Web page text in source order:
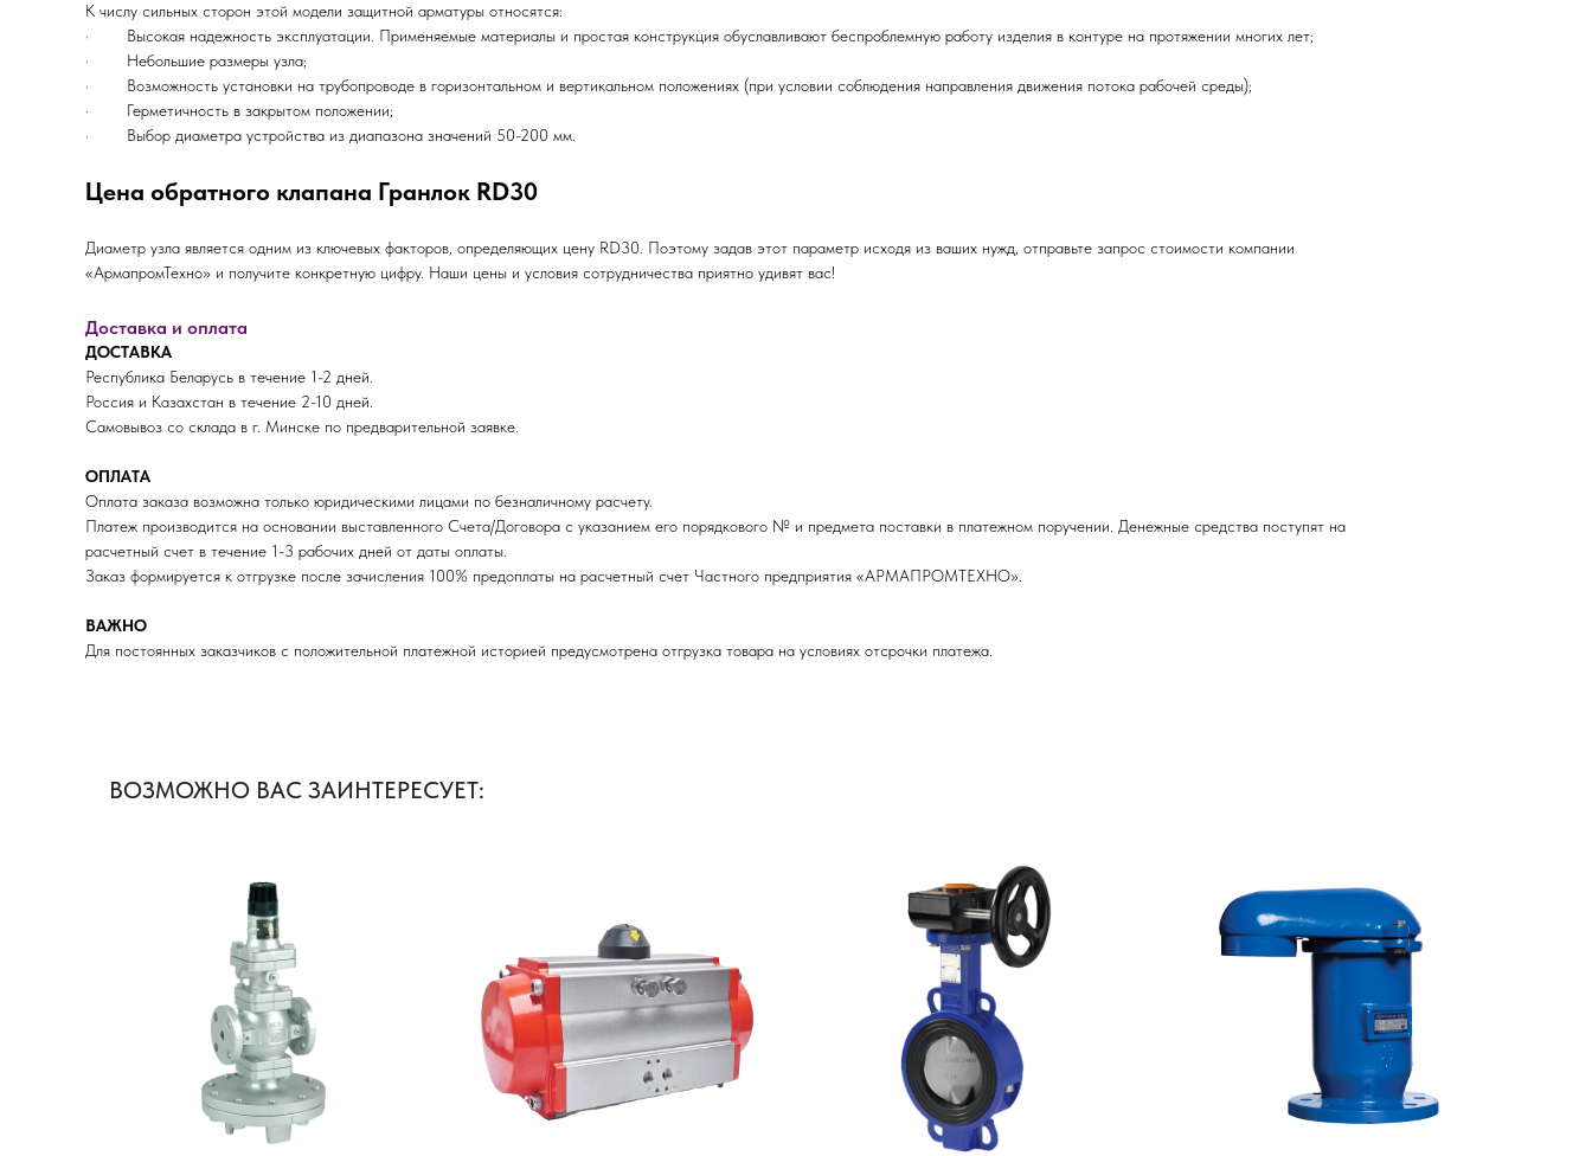
К числу сильных сторон этой модели защитной арматуры относятся:
· Высокая надежность эксплуатации. Применяемые материалы и простая конструкция обуславливают беспроблемную работу изделия в контуре на протяжении многих лет;
· Небольшие размеры узла;
· Возможность установки на трубопроводе в горизонтальном и вертикальном положениях (при условии соблюдения направления движения потока рабочей среды);
· Герметичность в закрытом положении;
· Выбор диаметра устройства из диапазона значений 50-200 мм.
Цена обратного клапана Гранлок RD30
Диаметр узла является одним из ключевых факторов, определяющих цену RD30. Поэтому задав этот параметр исходя из ваших нужд, отправьте запрос стоимости компании
«АрмапромТехно» и получите конкретную цифру. Наши цены и условия сотрудничества приятно удивят вас!
Доставка и оплата
ДОСТАВКА
Республика Беларусь в течение 1-2 дней.
Россия и Казахстан в течение 2-10 дней.
Самовывоз со склада в г. Минске по предварительной заявке.
ОПЛАТА
Оплата заказа возможна только юридическими лицами по безналичному расчету.
Платеж производится на основании выставленного Счета/Договора с указанием его порядкового № и предмета поставки в платежном поручении. Денежные средства поступят на
расчетный счет в течение 1-3 рабочих дней от даты оплаты.
Заказ формируется к отгрузке после зачисления 100% предоплаты на расчетный счет Частного предприятия «АРМАПРОМТЕХНО».
ВАЖНО
Для постоянных заказчиков с положительной платежной историей предусмотрена отгрузка товара на условиях отсрочки платежа.
ВОЗМОЖНО ВАС ЗАИНТЕРЕСУЕТ: